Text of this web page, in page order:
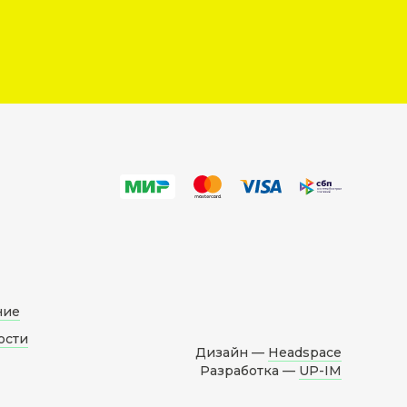
Дизайн — Headspace
Разработка — UP-IM